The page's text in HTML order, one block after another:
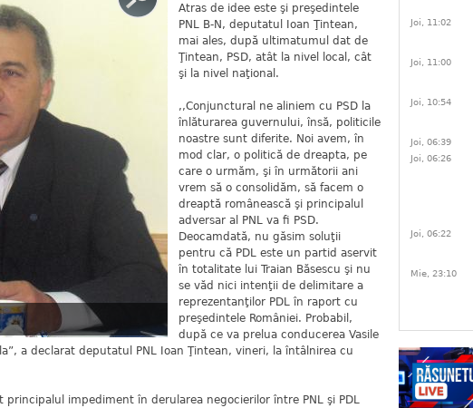
Atras de idee este şi preşedintele
PNL B-N, deputatul Ioan Ţintean,
mai ales, după ultimatumul dat de
Ţintean, PSD, atât la nivel local, cât
şi la nivel naţional.
,,Conjunctural ne aliniem cu PSD la
înlăturarea guvernului, însă, politicile
noastre sunt diferite. Noi avem, în
mod clar, o politică de dreapta, pe
care o urmăm, şi în următorii ani
vrem să o consolidăm, să facem o
dreaptă românească şi principalul
adversar al PNL va fi PSD.
Deocamdată, nu găsim soluţii
pentru că PDL este un partid aservit
în totalitate lui Traian Băsescu şi nu
se văd nici intenţii de delimitare a
reprezentanţilor PDL în raport cu
preşedintele României. Probabil,
după ce va prelua conducerea Vasile
a declarat deputatul PNL Ioan Ţintean, vineri, la întâlnirea cu
principalul impediment în derularea negocierilor între PNL şi PDL
Joi, 11:02
Joi, 11:00
Joi, 10:54
Joi, 06:39
Joi, 06:26
Joi, 06:22
Mie, 23:10